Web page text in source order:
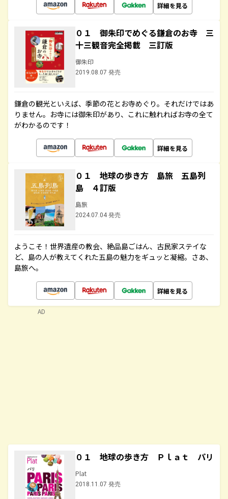
詳細を見る
０１ 御朱印でめぐる鎌倉のお寺 三
十三観音完全掲載 三訂版
御朱印
2019.08.07 発売
鎌倉の観光といえば、季節の花とお寺めぐり。それだけではあ
りません。お寺には御朱印があり、これに触れればお寺の全て
がわかるのです！
詳細を見る
０１ 地球の歩き方 島旅 五島列
島 ４訂版
島旅
2024.07.04 発売
ようこそ！世界遺産の教会、絶品島ごはん、古民家ステイな
ど、島の人が教えてくれた五島の魅力をギュッと凝縮。さあ、
島旅へ。
詳細を見る
０１ 地球の歩き方 Ｐｌａｔ パリ
Plat
2018.11.07 発売
AD